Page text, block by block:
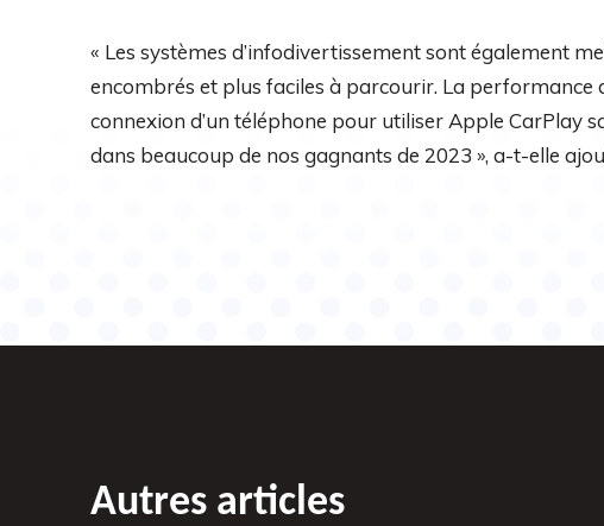
« Les systèmes d’infodivertissement sont également
encombrés et plus faciles à parcourir. La performance
connexion d’un téléphone pour utiliser Apple CarPlay
dans beaucoup de nos gagnants de 2023 », a-t-elle
Autres articles